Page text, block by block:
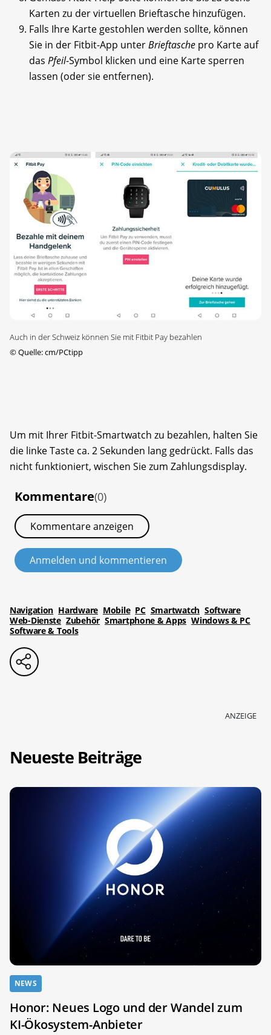
Karten zu der virtuellen Brieftasche hinzufügen.
Falls Ihre Karte gestohlen werden sollte, können
Sie in der Fitbit-App unterBrieftasche pro Karte auf
das Pfeil-Symbol klicken und eine Karte sperren
lassen (oder sie entfernen).
Auch in der Schweiz können Sie mit Fitbit Pay bezahlen
©Quelle: cm/PCtipp
Um mit Ihrer Fitbit-Smartwatch zu bezahlen, halten Sie
die linke Taste ca. 2 Sekunden lang gedrückt. Falls das
nicht funktioniert, wischen Sie zum Zahlungsdisplay.
Kommentare(0)
Kommentare anzeigen
Anmelden und kommentieren
Navigation Hardware Mobile PC Smartwatch Software
Web-Dienste Zubehör Smartphone & Apps Windows & PC
Software & Tools
ANZEIGE
Neueste Beiträge
NEWS
Honor: Neues Logo und der Wandel zum
KI-Ökosystem-Anbieter